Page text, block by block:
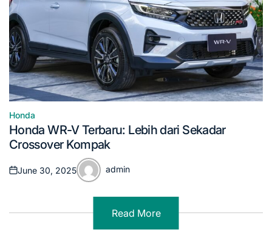
Posted
in
Honda
Honda WR-V Terbaru: Lebih dari Sekadar
Crossover Kompak
Posted
June 30, 2025
Posted
admin
Read More